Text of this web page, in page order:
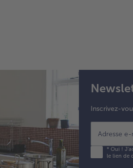
Inscrivez-
Adresse e-
*Oui !
le lien de